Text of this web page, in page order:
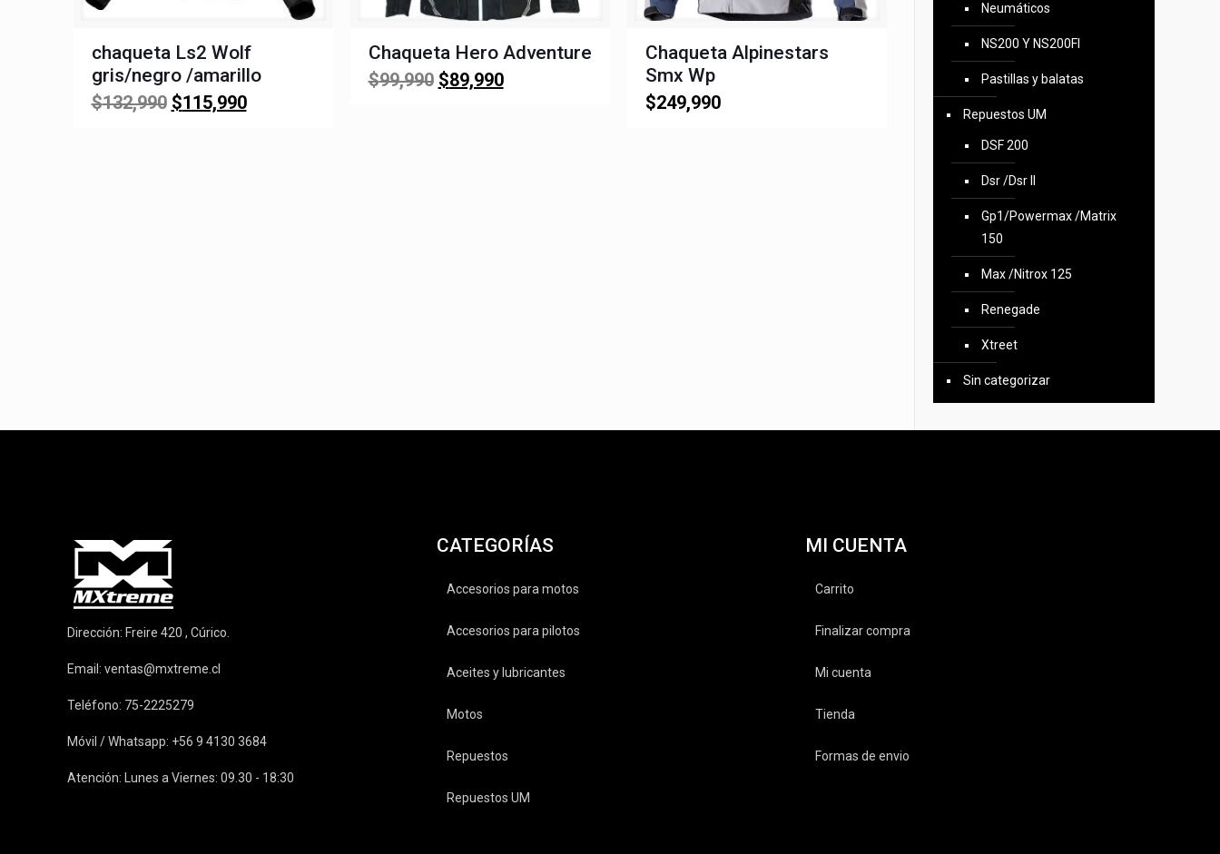
chaqueta Ls2 Wolf
gris/negro /amarillo
$132,990 El
$115,990El
Chaqueta Hero Adventure
$99,990 El
$89,990El
Chaqueta Alpinestars
Smx Wp
$249,990
Neumáticos
NS200 Y NS200FI
Pastillas y balatas
Repuestos UM
DSF 200
Dsr /Dsr II
Gp1/Powermax /Matrix
150
Max /Nitrox 125
Renegade
Xtreet
Sin categorizar
Dirección: Freire 420 , Cúrico.
Email:ventas@mxtreme.cl
Teléfono: 75-2225279
Móvil / Whatsapp: +56 9 4130 3684
Atención: Lunes a Viernes: 09.30 - 18:30
CATEGORÍAS
Accesorios para motos
Accesorios para pilotos
Aceites y lubricantes
Motos
Repuestos
Repuestos UM
MI CUENTA
Carrito
Finalizar compra
Mi cuenta
Tienda
Formas de envio